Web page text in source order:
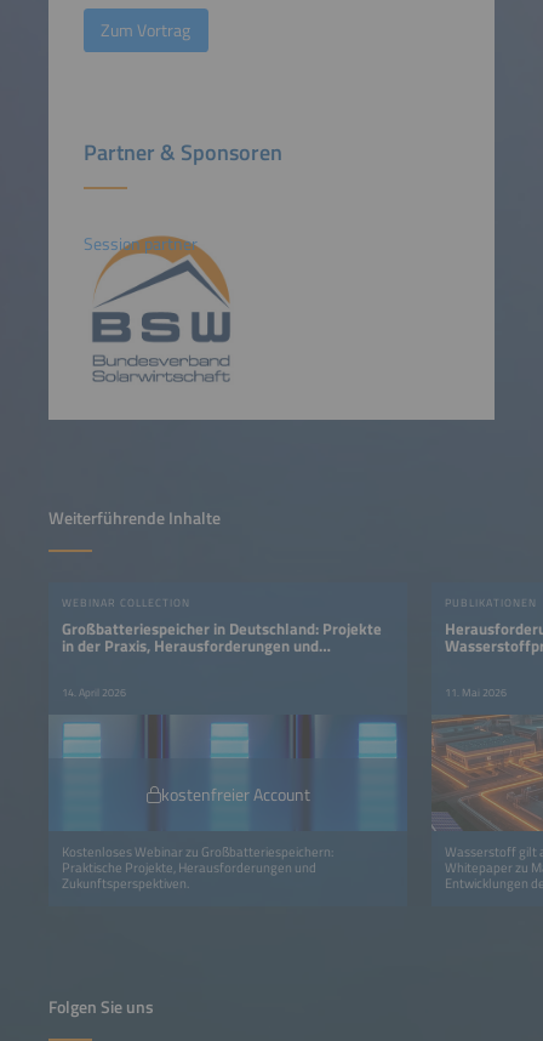
Zum Vortrag
Partner & Sponsoren
Session partner
Weiterführende Inhalte
WEBINAR COLLECTION
Großbatteriespeicher in Deutschland: Projekte
in der Praxis, Herausforderungen und
14. April 2026
kostenfreier Account
Kostenloses Webinar zu Großbatteriespeichern:
Praktische Projekte, Herausforderungen und
Zukunftsperspektiven.
PUBLIKATIONEN
11. Mai 2026
Wasserstoff gilt
Whitepaper zu
Entwicklungen
Folgen Sie uns